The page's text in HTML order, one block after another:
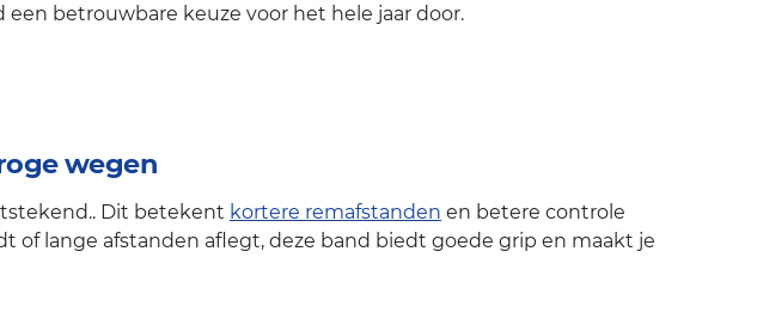
betrouwbare keuze voor het hele jaar door.
wegen
Dit betekent kortere remafstanden en betere controle
of lange afstanden aflegt, deze band biedt goede grip en maakt je